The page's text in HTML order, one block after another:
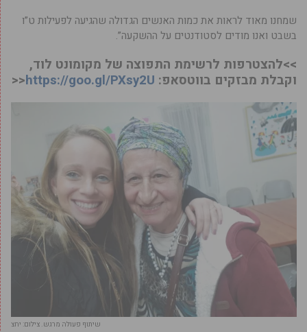
שמחנו מאוד לראות את כמות האנשים הגדולה שהגיעה לפעילות ט”ו
בשבט ואנו מודים לסטודנטים על ההשקעה”.
>>להצטרפות לרשימת התפוצה של מקומונט לוד,
וקבלת מבזקים בווטסאפ: https://goo.gl/PXsy2U
<<
שיתוף פעולה מרגש. צילום: יחצ